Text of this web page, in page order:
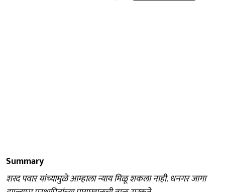
Summary
शरद पवार यांच्यामुळे आम्हाला न्याय मिळू शकला नाही. धनगर जागा